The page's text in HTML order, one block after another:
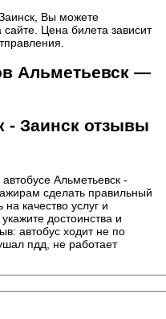
Вы можете
Цена билета зависит
Альметьевск —
- Заинск отзывы
Альметьевск -
сделать правильный
качество услуг и
достоинства и
автобус ходит не по
пдд, не работает